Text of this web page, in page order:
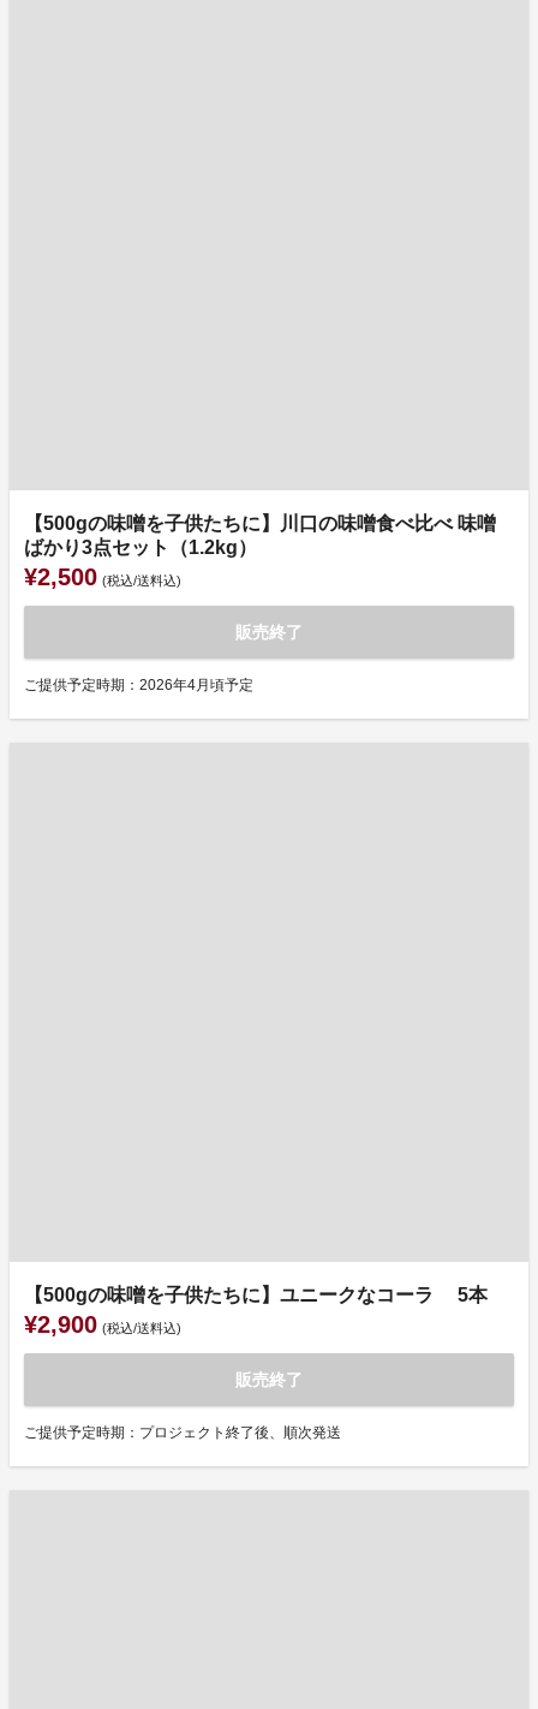
【500gの味噌を子供たちに】川口の味噌食べ比べ 味噌
ばかり3点セット（1.2kg）
¥2,500 (税込/送料込)
販売終了
ご提供予定時期：2026年4月頃予定
【500gの味噌を子供たちに】ユニークなコーラ 5本
¥2,900 (税込/送料込)
販売終了
ご提供予定時期：プロジェクト終了後、順次発送